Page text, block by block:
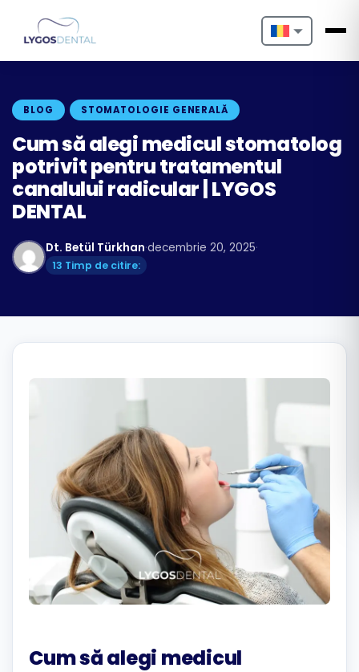
Nederlands
Français
Deutsch
Italiano
BLOG STOMATOLOGIE GENERALĂ
Cum să alegi medicul stomatolog
potrivit pentru tratamentul
canalului radicular | LYGOS
DENTAL
Dt. Betül Türkhan·decembrie 20, 2025·
13 Timp de citire:
Cum să alegi medicul